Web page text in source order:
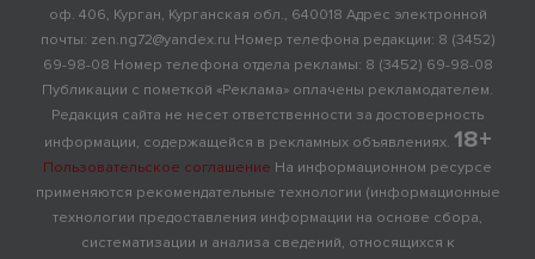
оф. 406, Курган, Курганская обл., 640018 Адрес электронной
почты: zen.ng72@yandex.ru Номер телефона редакции: 8 (3452)
69-98-08 Номер телефона отдела рекламы: 8 (3452) 69-98-08
Публикации с пометкой «Реклама» оплачены рекламодателем.
Редакция сайта не несет ответственности за достоверность
информации, содержащейся в рекламных объявлениях. 18+
Пользовательское соглашение На информационном ресурсе
применяются рекомендательные технологии (информационные
технологии предоставления информации на основе сбора,
систематизации и анализа сведений, относящихся к